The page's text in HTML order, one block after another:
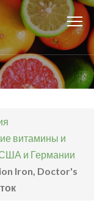
витамины и
и Германии
Iron, Doctor's